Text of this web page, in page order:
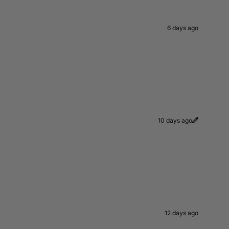
6 days ago
10 days ago
12 days ago